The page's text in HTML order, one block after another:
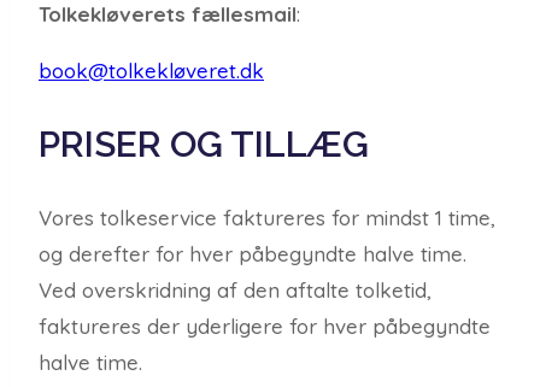
Tolkekløverets fællesmail:
book@tolkekløveret.dk
PRISER OG TILLÆG
Vores tolkeservice faktureres for mindst 1 time,
og derefter for hver påbegyndte halve time.
Ved overskridning af den aftalte tolketid,
faktureres der yderligere for hver påbegyndte
halve time.